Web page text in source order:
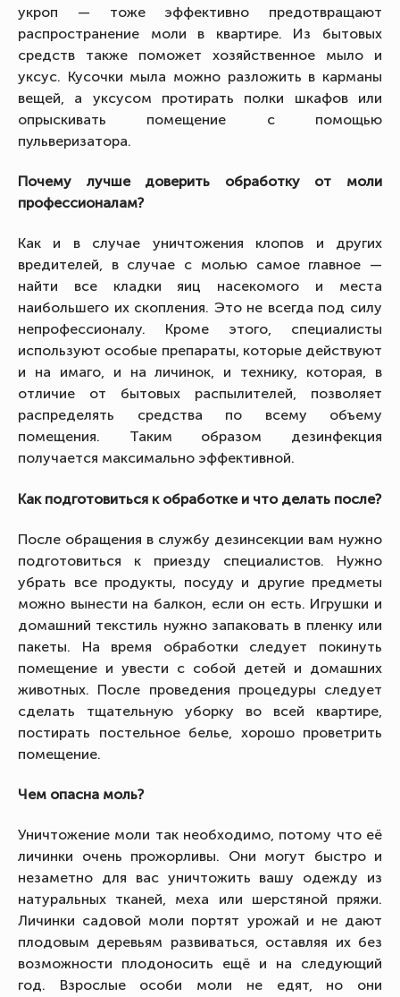
укроп — тоже эффективно предотвращают
распространение моли в квартире. Из бытовых
средств также поможет хозяйственное мыло и
уксус. Кусочки мыла можно разложить в карманы
вещей, а уксусом протирать полки шкафов или
опрыскивать помещение с помощью
пульверизатора.
Почему лучше доверить обработку от моли
профессионалам?
Как и в случае уничтожения клопов и других
вредителей, в случае с молью самое главное —
найти все кладки яиц насекомого и места
наибольшего их скопления. Это не всегда под силу
непрофессионалу. Кроме этого, специалисты
используют особые препараты, которые действуют
и на имаго, и на личинок, и технику, которая, в
отличие от бытовых распылителей, позволяет
распределять средства по всему объему
помещения. Таким образом дезинфекция
получается максимально эффективной.
Как подготовиться к обработке и что делать после?
После обращения в службу дезинсекции вам нужно
подготовиться к приезду специалистов. Нужно
убрать все продукты, посуду и другие предметы
можно вынести на балкон, если он есть. Игрушки и
домашний текстиль нужно запаковать в пленку или
пакеты. На время обработки следует покинуть
помещение и увести с собой детей и домашних
животных. После проведения процедуры следует
сделать тщательную уборку во всей квартире,
постирать постельное белье, хорошо проветрить
помещение.
Чем опасна моль?
Уничтожение моли так необходимо, потому что её
личинки очень прожорливы. Они могут быстро и
незаметно для вас уничтожить вашу одежду из
натуральных тканей, меха или шерстяной пряжи.
Личинки садовой моли портят урожай и не дают
плодовым деревьям развиваться, оставляя их без
возможности плодоносить ещё и на следующий
год. Взрослые особи моли не едят, но они